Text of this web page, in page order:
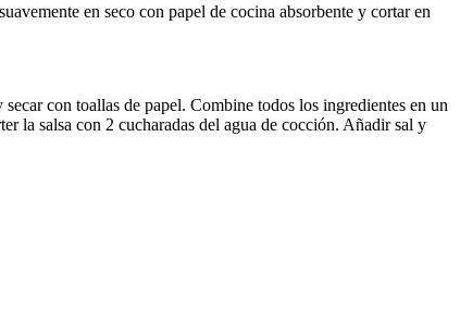
en seco con papel de cocina absorbente y cortar en
con toallas de papel. Combine todos los ingredientes en un
la salsa con 2 cucharadas del agua de cocción. Añadir sal y